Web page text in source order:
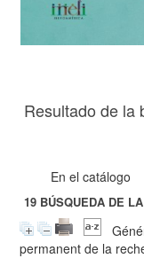
Resultado de la
En el catálogo
19 BÚSQUEDA DE
permanent de la